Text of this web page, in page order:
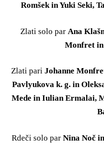
Romšek in Yuki Seki,
Zlati solo par Ana
Monfret
Zlati pariJohanne
Pavlyukova k. g. in
Mede in Iulian Ermalai,
Rdeči solo par Nina Noč